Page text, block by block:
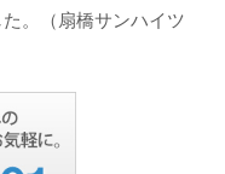
。（扇橋サンハイツ